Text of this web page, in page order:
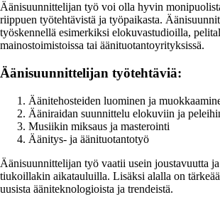
Äänisuunnittelijan työ voi olla hyvin
riippuen työtehtävistä ja työpaikasta.
työskennellä esimerkiksi elokuvastudioilla,
mainostoimistoissa tai äänituotantoyrityksissä.
Äänisuunnittelijan työtehtäviä:
Äänitehosteiden luominen ja
Ääniraidan suunnittelu elokuviin ja
Musiikin miksaus ja masterointi
Äänitys- ja äänituotantotyö
Äänisuunnittelijan työ vaatii usein joustavuutta
tiukoillakin aikatauluilla. Lisäksi alalla on
uusista ääniteknologioista ja trendeistä.